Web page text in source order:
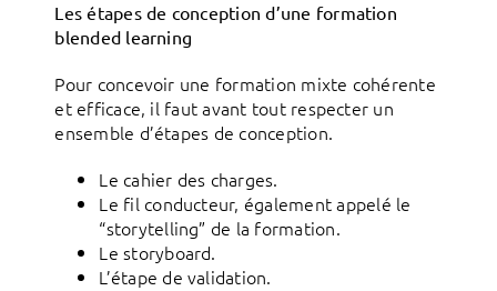
Les étapes de conception d’une formation
blended learning
Pour concevoir une formation mixte cohérente
et efficace, il faut avant tout respecter un
ensemble d’étapes de conception.
Le cahier des charges.
Le fil conducteur, également appelé le
“storytelling” de la formation.
Le storyboard.
L’étape de validation.